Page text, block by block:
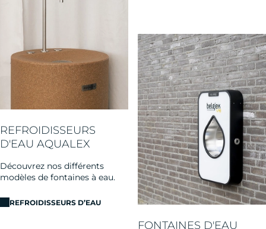
REFROIDISSEURS
D'EAU AQUALEX
Découvrez nos différents
modèles de fontaines à eau.
REFROIDISSEURS D’EAU
FONTAINES D'EAU